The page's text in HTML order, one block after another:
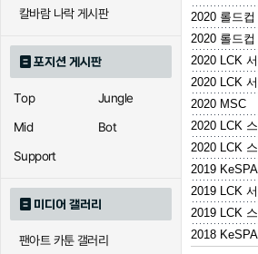
칼바람 나락 게시판
포지션 게시판
Top
Jungle
Mid
Bot
Support
미디어 갤러리
팬아트 카툰 갤러리
2020 롤드컵
2020 롤드
2020 LCK
2020 LCK
2020 MSC
2020 LCK
2020 LCK
2019
2019 LCK
2019 LCK
2018